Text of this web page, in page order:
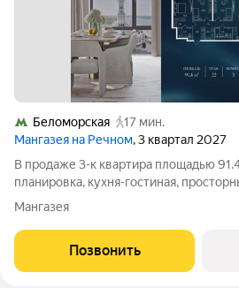
Беломорская
17 мин.
Мангазея на Речном, 3 квартал 2027
В продаже 3-к квартира площадью
планировка, кухня-гостиная,
гардеробная. Квартира расположена
экономия составит 8 895 048 рублей!
Мангазея
Позвонить